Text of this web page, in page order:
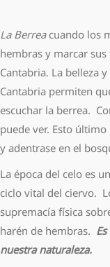
La Berreacuando los
hembras y marcar
Cantabria. La belleza
Cantabria permiten
escuchar la berrea.
puede ver. Esto
y adentrase en el
La época del celo es
ciclo vital del ciervo.
supremacía física
harén de hembras.
nuestra naturaleza.